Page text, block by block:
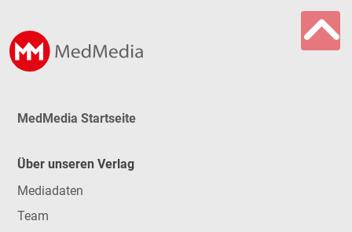
MedMedia Startseite
Über unseren Verlag
Mediadaten
Team